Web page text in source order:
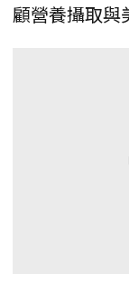
顧營養攝取與